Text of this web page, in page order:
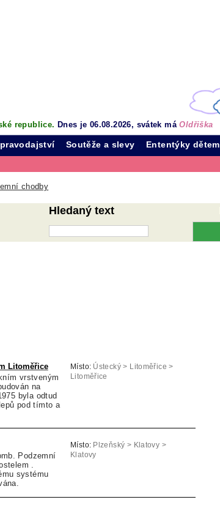
republice. Dnes je 06.08.2026, svátek máOldřiška
Soutěže a slevy Ententýky dětem
chodby
Hledaný text
Litoměřice
vrstveným
na
byla odtud
pod tímto a
Místo: Ústecký > Litoměřice >
Litoměřice
Podzemní
.
systému
Místo: Plzeňský > Klatovy >
Klatovy